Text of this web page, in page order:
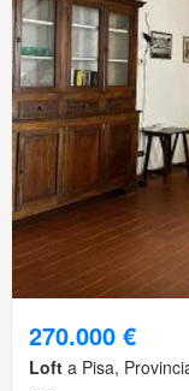
270.000 €
Loft a Pisa,